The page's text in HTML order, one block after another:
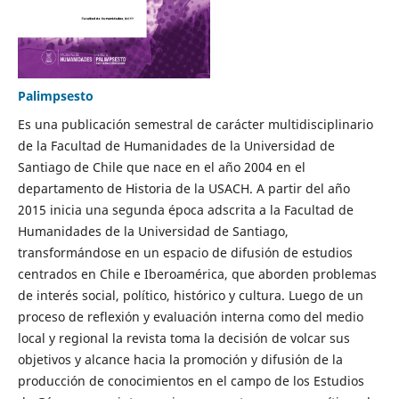
Palimpsesto
Es una publicación semestral de carácter multidisciplinario
de la Facultad de Humanidades de la Universidad de
Santiago de Chile que nace en el año 2004 en el
departamento de Historia de la USACH. A partir del año
2015 inicia una segunda época adscrita a la Facultad de
Humanidades de la Universidad de Santiago,
transformándose en un espacio de difusión de estudios
centrados en Chile e Iberoamérica, que aborden problemas
de interés social, político, histórico y cultura. Luego de un
proceso de reflexión y evaluación interna como del medio
local y regional la revista toma la decisión de volcar sus
objetivos y alcance hacia la promoción y difusión de la
producción de conocimientos en el campo de los Estudios